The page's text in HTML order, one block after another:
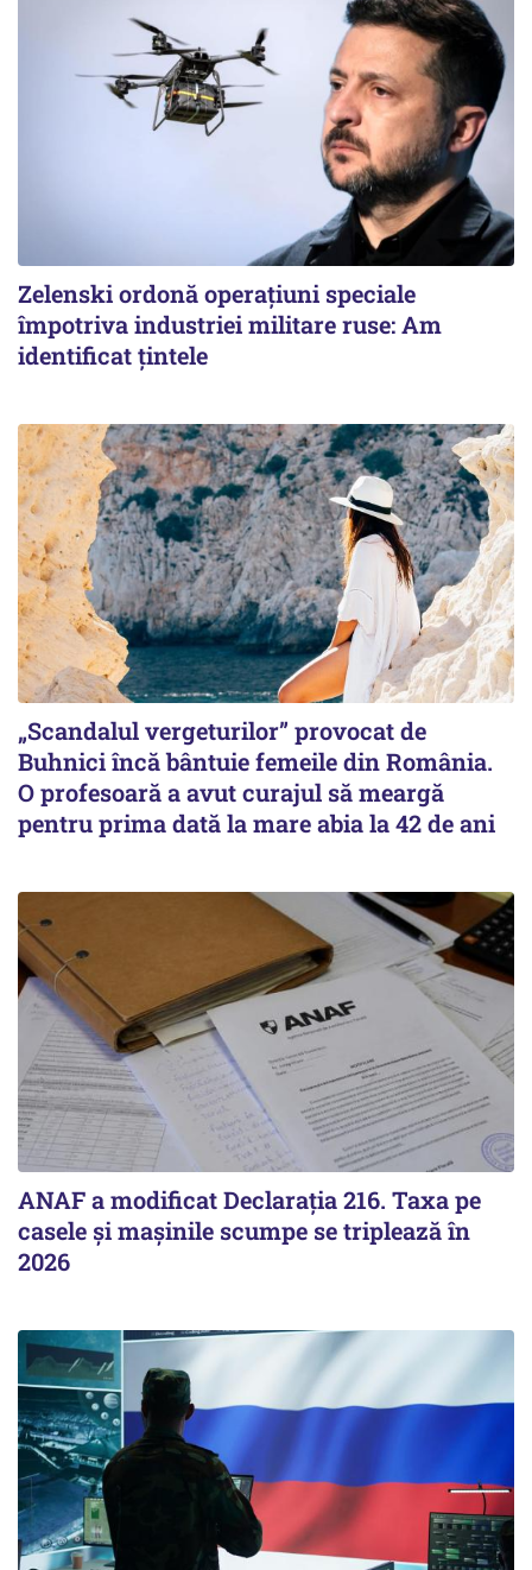
Zelenski ordonă operațiuni speciale
împotriva industriei militare ruse: Am
identificat țintele
„Scandalul vergeturilor” provocat de
Buhnici încă bântuie femeile din România.
O profesoară a avut curajul să meargă
pentru prima dată la mare abia la 42 de ani
ANAF a modificat Declarația 216. Taxa pe
casele și mașinile scumpe se triplează în
2026